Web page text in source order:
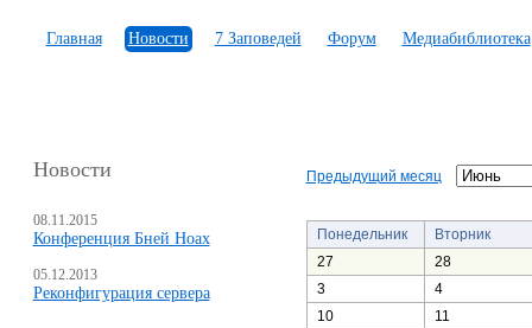
Главная Новости 7 Заповедей Форум Медиабиблиотека
Новости
08.11.2015
Конференция Бней Ноах
05.12.2013
Реконфигурация сервера
Предыдущий месяц
Понедельник
Вторник
27
28
3
4
10
11